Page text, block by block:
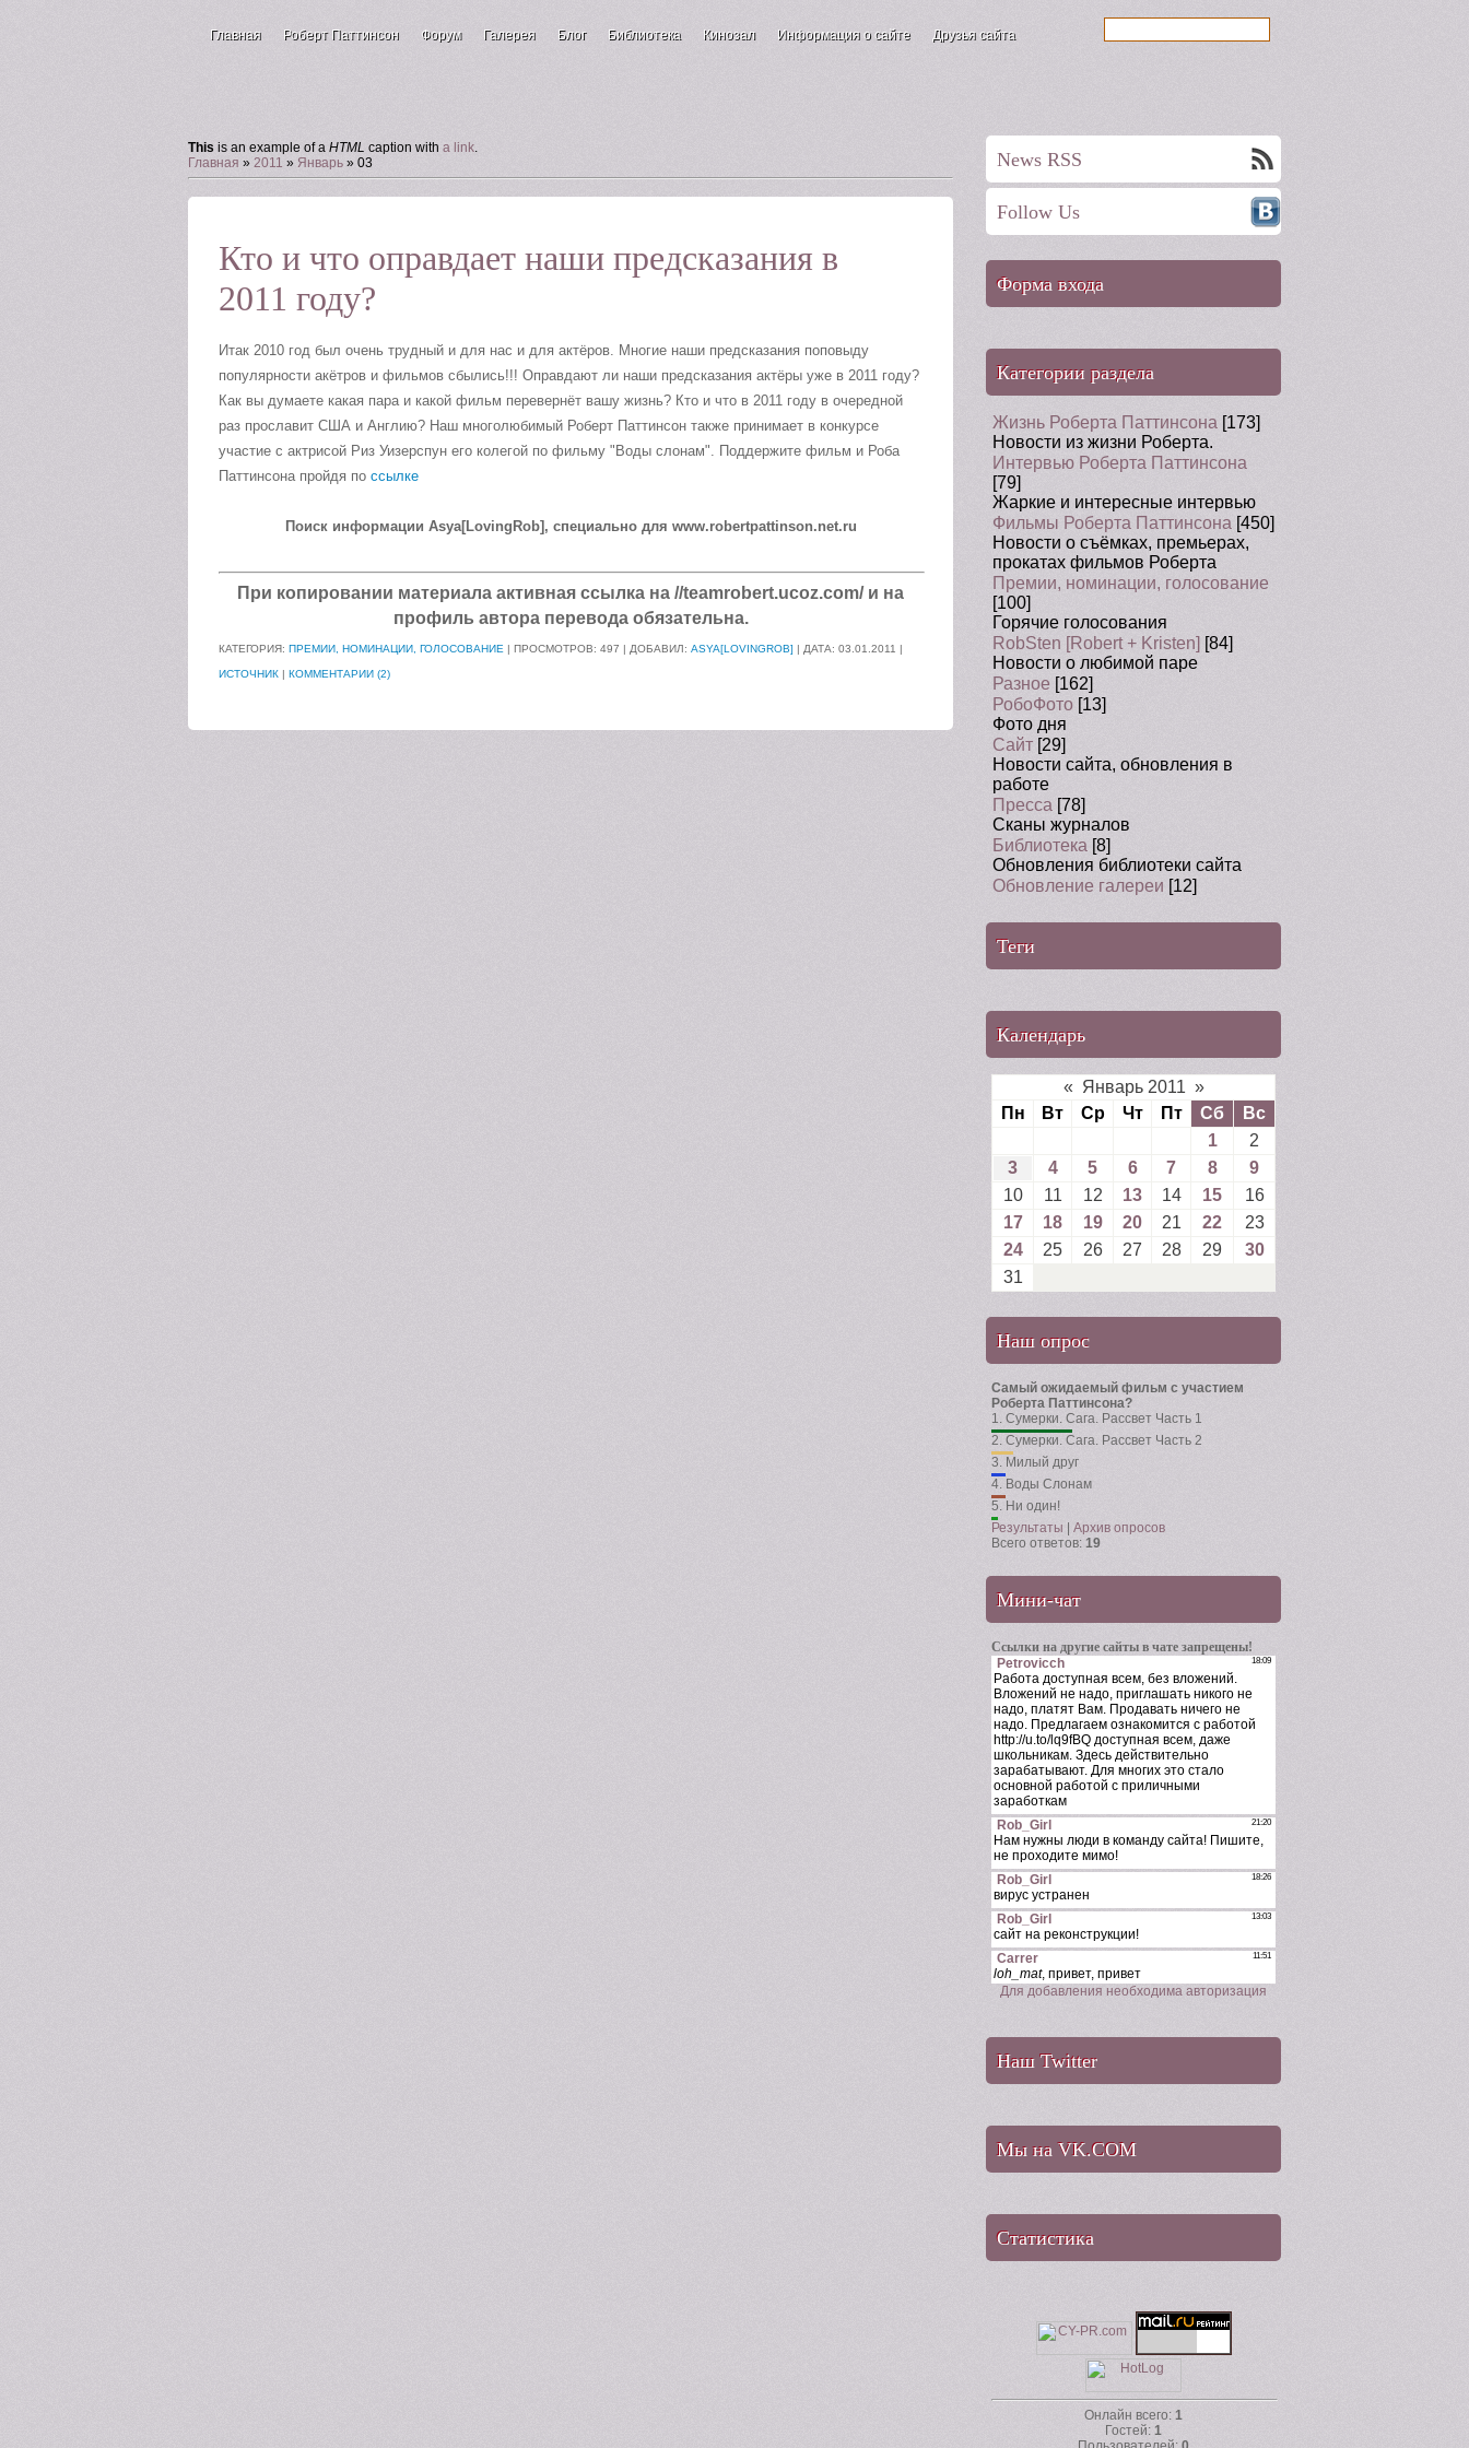
Главная Роберт Паттинсон Форум Галерея Блог Библиотека Кинозал Информация о сайте Друзья сайта
This is an example of a HTML caption with a link.
Главная » 2011 » Январь » 03
Кто и что оправдает наши предсказания в
2011 году?
Итак 2010 год был очень трудный и для нас и для актёров. Многие наши предсказания поповыду
популярности акётров и фильмов сбылись!!! Оправдают ли наши предсказания актёры уже в 2011 году?
Как вы думаете какая пара и какой фильм перевернёт вашу жизнь? Кто и что в 2011 году в очередной
раз прославит США и Англию? Наш многолюбимый Роберт Паттинсон также принимает в конкурсе
участие с актрисой Риз Уизерспун его колегой по фильму "Воды слонам". Поддержите фильм и Роба
Паттинсона пройдя по ссылке
Поиск информации Asya[LovingRob], специально для www.robertpattinson.net.ru
При копировании материала активная ссылка на //teamrobert.ucoz.com/ и на
профиль автора перевода обязательна.
КАТЕГОРИЯ: ПРЕМИИ, НОМИНАЦИИ, ГОЛОСОВАНИЕ | ПРОСМОТРОВ: 497 | ДОБАВИЛ: ASYA[LOVINGROB] | ДАТА: 03.01.2011 |
ИСТОЧНИК | КОММЕНТАРИИ (2)
News RSS
Follow Us
Форма входа
Категории раздела
Жизнь Роберта Паттинсона [173]
Новости из жизни Роберта.
Интервью Роберта Паттинсона
[79]
Жаркие и интересные интервью
Фильмы Роберта Паттинсона [450]
Новости о съёмках, премьерах,
прокатах фильмов Роберта
Премии, номинации, голосование
[100]
Горячие голосования
RobSten [Robert + Kristen] [84]
Новости о любимой паре
Разное [162]
РобоФото [13]
Фото дня
Сайт [29]
Новости сайта, обновления в
работе
Пресса [78]
Сканы журналов
Библиотека [8]
Обновления библиотеки сайта
Обновление галереи [12]
Теги
Календарь
« Январь 2011 »
Пн
Вт Ср Чт Пт Сб
Вс
1
2
3
4 5 6 7 8
9
10
11 12 13 14 15
16
17
18 19 20 21 22
23
24
25 26 27 28 29
30
31
Наш опрос
Самый ожидаемый фильм с участием
Роберта Паттинсона?
1. Сумерки. Сага. Рассвет Часть 1
2. Сумерки. Сага. Рассвет Часть 2
3. Милый друг
4. Воды Слонам
5. Ни один!
Результаты
Архив опросов
Всего ответов: 19
Мини-чат
Ссылки на другие сайты в чате запрещены!
Для добавления необходима авторизация
Наш Twitter
Мы на VK.COM
Статистика
Онлайн всего: 1
Гостей: 1